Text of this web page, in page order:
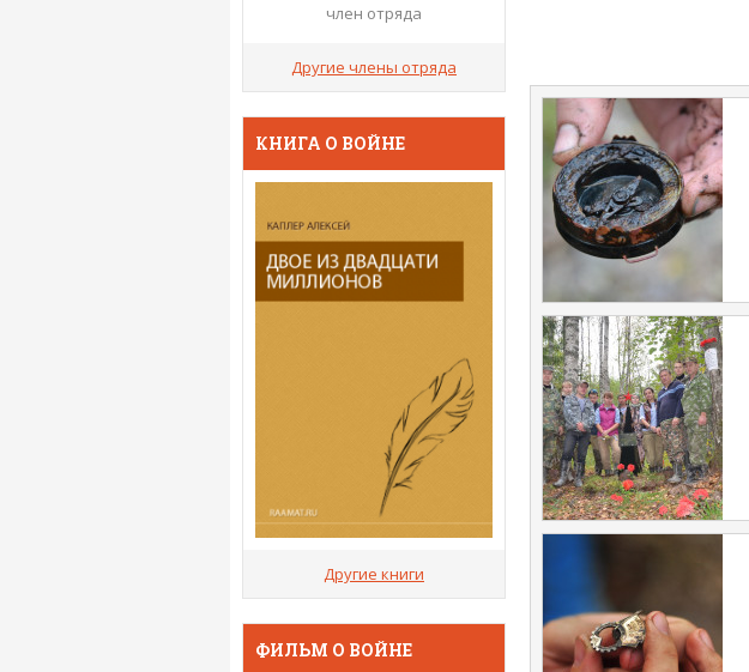
член отряда
Другие члены отряда
КНИГА О ВОЙНЕ
Другие книги
ФИЛЬМ О ВОЙНЕ